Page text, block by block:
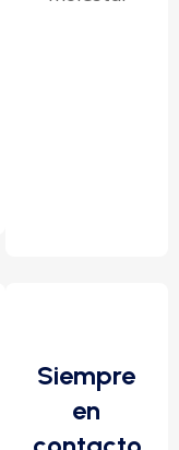
Siempre
en